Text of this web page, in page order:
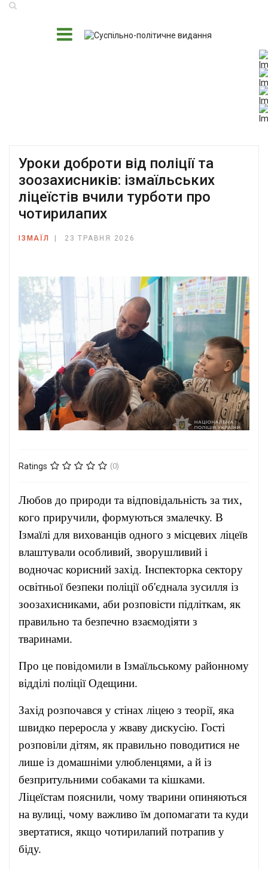
Уроки доброти від поліції та
зоозахисників: ізмаїльських
ліцеїстів вчили турботи про
чотирилапих
ІЗМАЇЛ 23 ТРАВНЯ 2026
Ratings (0)
Любов до природи та відповідальність за тих,
кого приручили, формуються змалечку. В
Ізмаїлі для вихованців одного з місцевих ліцеїв
влаштували особливий, зворушливий і
водночас корисний захід. Інспекторка сектору
освітньої безпеки поліції об'єднала зусилля із
зоозахисниками, аби розповісти підліткам, як
правильно та безпечно взаємодіяти з
тваринами.
Про це повідомили в Ізмаїльському районному
відділі поліції Одещини.
Захід розпочався у стінах ліцею з теорії, яка
швидко переросла у жваву дискусію. Гості
розповіли дітям, як правильно поводитися не
лише із домашніми улюбленцями, а й із
безпритульними собаками та кішками.
Ліцеїстам пояснили, чому тварини опиняються
на вулиці, чому важливо їм допомагати та куди
звертатися, якщо чотирилапий потрапив у
біду.